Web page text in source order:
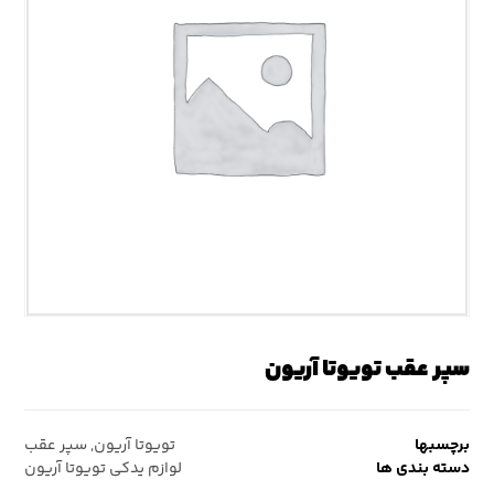
سپر عقب تویوتا آریون
برچسبها تویوتا آریون,سپر عقب
دسته بندی ها
لوازم یدکی تویوتا آریون